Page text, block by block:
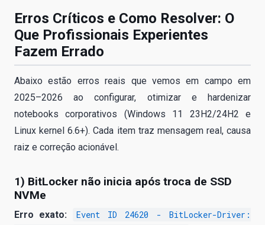
Erros Críticos e Como Resolver: O
Que Profissionais Experientes
Fazem Errado
Abaixo estão erros reais que vemos em campo em
2025–2026 ao configurar, otimizar e hardenizar
notebooks corporativos (Windows 11 23H2/24H2 e
Linux kernel 6.6+). Cada item traz mensagem real, causa
raiz e correção acionável.
1) BitLocker não inicia após troca de SSD
NVMe
Erro exato:
Event ID 24620 - BitLocker-Driver: